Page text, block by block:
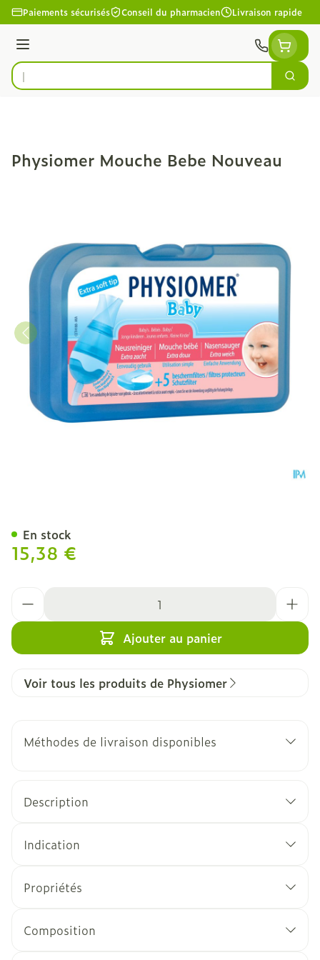
Aller au contenu
Paiements sécurisés Conseil du pharmacien Livraison rapide
Menu
Rechercher
Physiomer Mouche Bebe Nouveau
15,38 €
Ajouter au panier
En stock
Voir tous les produits de Physiomer
Méthodes de livraison disponibles
Description
Indication
Propriétés
Composition